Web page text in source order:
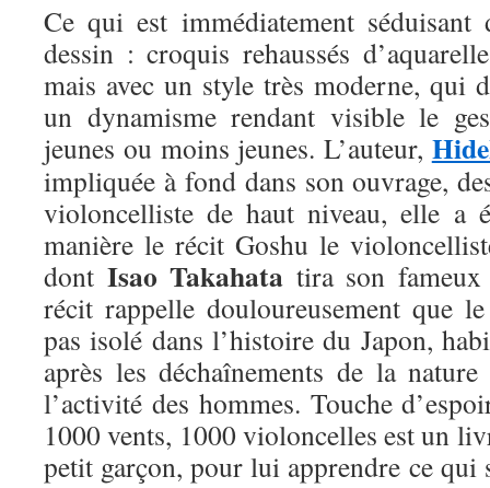
Ce qui est immédiatement
dessin : croquis rehaussés
mais avec un style très moderne, qui
un dynamisme rendant visible le
jeunes ou moins jeunes. L’auteur,
impliquée à fond dans son ouvrage,
violoncelliste de haut niveau, elle a
manière le récit Goshu le
dont Isao Takahata tira son
récit rappelle douloureusement que
pas isolé dans l’histoire du Japon,
après les déchaînements de la
l’activité des hommes. Touche
1000 vents, 1000 violoncelles est un
petit garçon, pour lui apprendre ce qui